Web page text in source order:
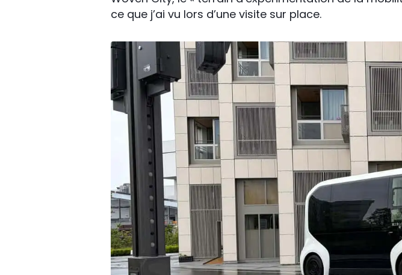
ce que j’ai vu lors d’une visite sur place.